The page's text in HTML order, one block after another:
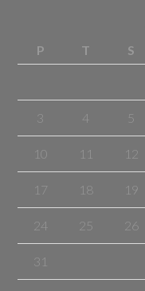
P
T S
3 4 5
10 11 12
17 18 19
24 25 26
31